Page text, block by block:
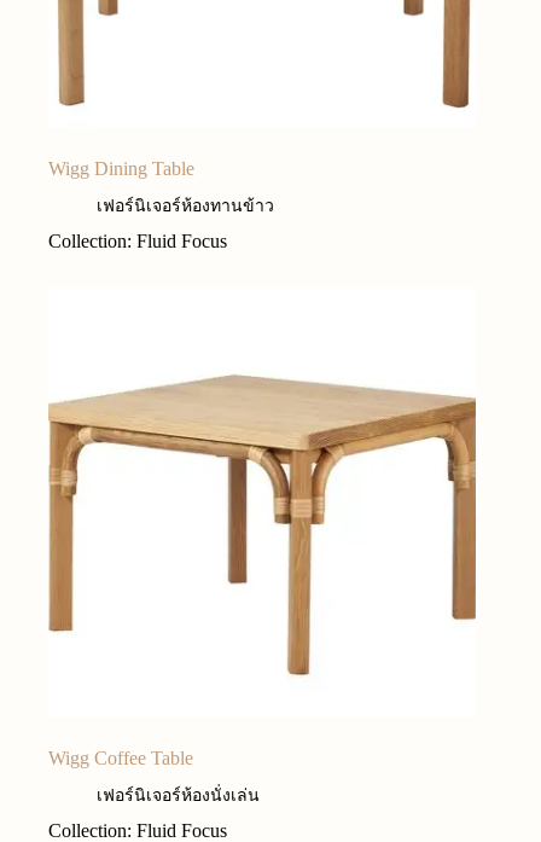
Wigg Dining Table
เฟอร์นิเจอร์ห้องทานข้าว
Collection: Fluid Focus
Wigg Coffee Table
เฟอร์นิเจอร์ห้องนั่งเล่น
Collection: Fluid Focus